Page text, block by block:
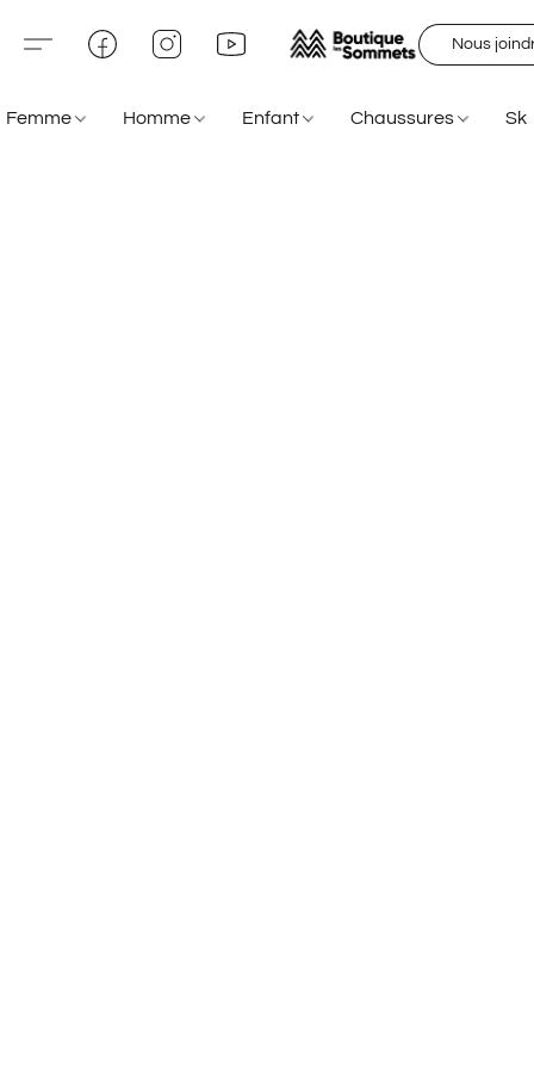
Nous
Femme Homme Enfant Chaussures